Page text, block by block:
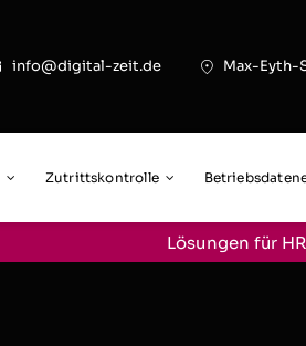
info@digital-zeit.de Max-Eyth-
Zutrittskontrolle
Lösungen für